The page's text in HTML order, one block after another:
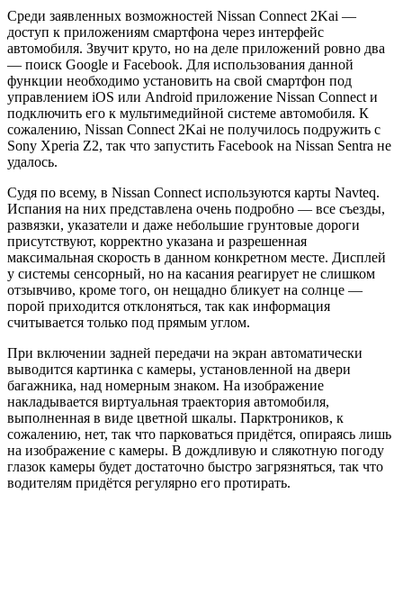
Среди заявленных возможностей Nissan Connect 2Kai —
доступ к приложениям смартфона через интерфейс
автомобиля. Звучит круто, но на деле приложений ровно два
— поиск Google и Facebook. Для использования данной
функции необходимо установить на свой смартфон под
управлением iOS или Android приложение Nissan Connect и
подключить его к мультимедийной системе автомобиля. К
сожалению, Nissan Connect 2Kai не получилось подружить с
Sony Xperia Z2, так что запустить Facebook на Nissan Sentra не
удалось.
Судя по всему, в Nissan Connect используются карты Navteq.
Испания на них представлена очень подробно — все съезды,
развязки, указатели и даже небольшие грунтовые дороги
присутствуют, корректно указана и разрешенная
максимальная скорость в данном конкретном месте. Дисплей
у системы сенсорный, но на касания реагирует не слишком
отзывчиво, кроме того, он нещадно бликует на солнце —
порой приходится отклоняться, так как информация
считывается только под прямым углом.
При включении задней передачи на экран автоматически
выводится картинка с камеры, установленной на двери
багажника, над номерным знаком. На изображение
накладывается виртуальная траектория автомобиля,
выполненная в виде цветной шкалы. Парктроников, к
сожалению, нет, так что парковаться придётся, опираясь лишь
на изображение с камеры. В дождливую и слякотную погоду
глазок камеры будет достаточно быстро загрязняться, так что
водителям придётся регулярно его протирать.